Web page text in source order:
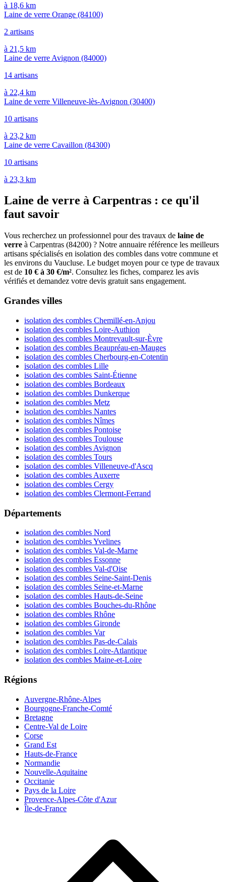
à 18,6 km
Laine de verre Orange (84100)
2 artisans
à 21,5 km
Laine de verre Avignon (84000)
14 artisans
à 22,4 km
Laine de verre Villeneuve-lès-Avignon (30400)
10 artisans
à 23,2 km
Laine de verre Cavaillon (84300)
10 artisans
à 23,3 km
Laine de verre à Carpentras : ce qu'il
faut savoir
Vous recherchez un professionnel pour des travaux de laine de
verre à Carpentras (84200) ? Notre annuaire référence les meilleurs
artisans spécialisés en isolation des combles dans votre commune et
les environs du Vaucluse. Le budget moyen pour ce type de travaux
est de 10 € à 30 €/m². Consultez les fiches, comparez les avis
vérifiés et demandez votre devis gratuit sans engagement.
Grandes villes
isolation des combles Chemillé-en-Anjou
isolation des combles Loire-Authion
isolation des combles Montrevault-sur-Èvre
isolation des combles Beaupréau-en-Mauges
isolation des combles Cherbourg-en-Cotentin
isolation des combles Lille
isolation des combles Saint-Étienne
isolation des combles Bordeaux
isolation des combles Dunkerque
isolation des combles Metz
isolation des combles Nantes
isolation des combles Nîmes
isolation des combles Pontoise
isolation des combles Toulouse
isolation des combles Avignon
isolation des combles Tours
isolation des combles Villeneuve-d'Ascq
isolation des combles Auxerre
isolation des combles Cergy
isolation des combles Clermont-Ferrand
Départements
isolation des combles Nord
isolation des combles Yvelines
isolation des combles Val-de-Marne
isolation des combles Essonne
isolation des combles Val-d'Oise
isolation des combles Seine-Saint-Denis
isolation des combles Seine-et-Marne
isolation des combles Hauts-de-Seine
isolation des combles Bouches-du-Rhône
isolation des combles Rhône
isolation des combles Gironde
isolation des combles Var
isolation des combles Pas-de-Calais
isolation des combles Loire-Atlantique
isolation des combles Maine-et-Loire
Régions
Auvergne-Rhône-Alpes
Bourgogne-Franche-Comté
Bretagne
Centre-Val de Loire
Corse
Grand Est
Hauts-de-France
Normandie
Nouvelle-Aquitaine
Occitanie
Pays de la Loire
Provence-Alpes-Côte d'Azur
Île-de-France